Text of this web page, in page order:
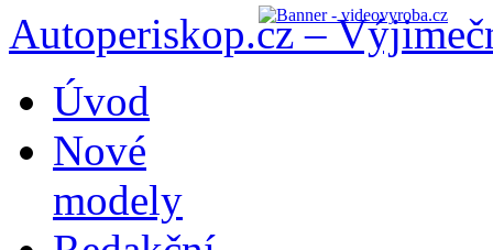
Autoperiskop.cz –
obsahu
webu
Úvod
Nové
modely